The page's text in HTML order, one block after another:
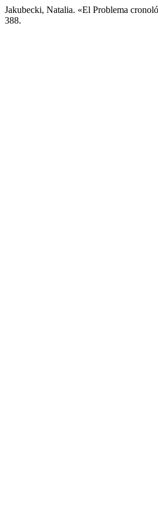
Jakubecki, Natalia. «El Problema
388.